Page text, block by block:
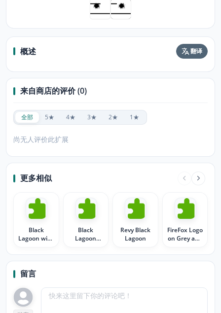
概述 翻译
来自商店的评价 (0)
全部 5★ 4★ 3★ 2★ 1★
尚无人评价此扩展
更多相似
Black
Lagoon with
Black
Lagoon
Revy Black
Lagoon
FireFox Logo
on Grey and
留言